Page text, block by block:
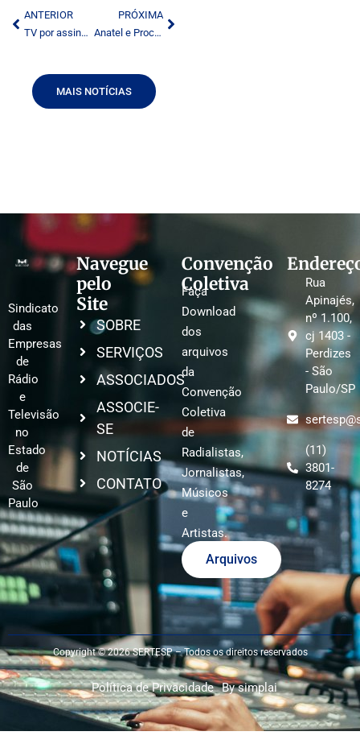
ANTERIOR
TV por assinatura Dish deve entrar no mercado brasileiro
PRÓXIMA
Anatel e Procons se unem contra teles
MAIS NOTÍCIAS
Sindicato
das
Empresas
de
Rádio
e
Televisão
no
Estado
de
São
Paulo
Navegue
pelo
Site
SOBRE
SERVIÇOS
ASSOCIADOS
ASSOCIE-
SE
NOTÍCIAS
CONTATO
Convenção
Coletiva
Faça
Download
dos
arquivos
da
Convenção
Coletiva
de
Radialistas,
Jornalistas,
Músicos
e
Artistas.
Arquivos
Rua
Apinajés,
nº 1.100,
cj 1403 -
Perdizes
- São
Paulo/SP
(11)
3801-
8274
Copyright © 2026 SERTESP – Todos os direitos reservados
Política de Privacidade By simplai